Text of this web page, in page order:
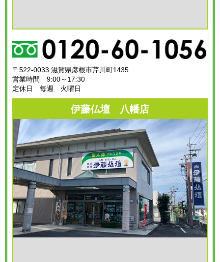
〒522-0033 滋賀県彦根市芹川町1435
営業時間 9:00～17:30
定休日 毎週 火曜日
伊藤仏壇 八幡店